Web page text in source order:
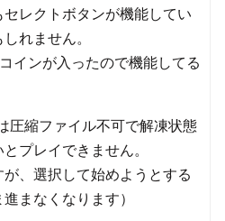
レクトボタンが機能してい
れません。
インが入ったので機能してる
圧縮ファイル不可で解凍状態
プレイできません。
が、選択して始めようとする
まなくなります）